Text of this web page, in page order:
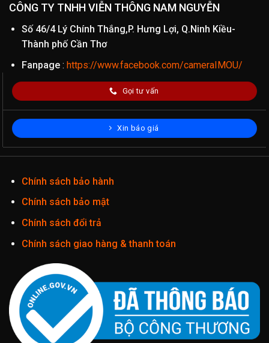
CÔNG TY TNHH VIỄN THÔNG NAM NGUYỄN
Số 46/4 Lý Chính Thắng,P. Hưng Lợi, Q.Ninh Kiều-
Thành phố Cần Thơ
Fanpage: https://www.facebook.com/cameraIMOU/
Gọi tư vấn
Xin báo giá
Chính sách bảo hành
Chính sách bảo mật
Chính sách đổi trả
Chính sách giao hàng & thanh toán